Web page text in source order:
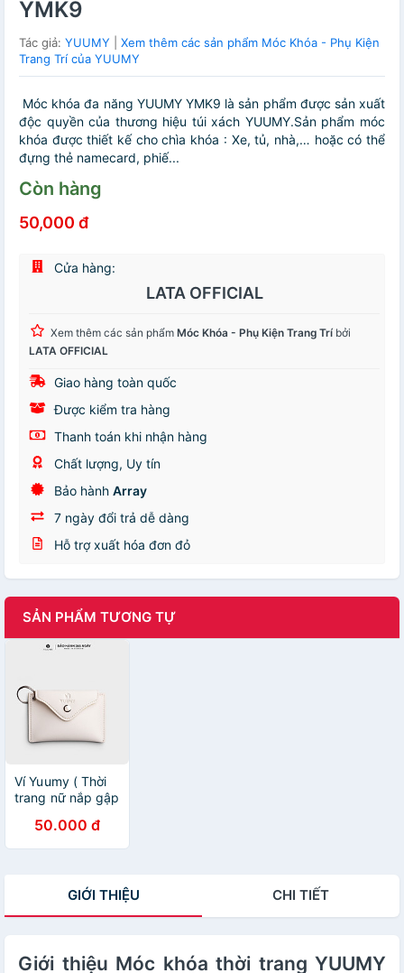
YMK9
Tác giả: YUUMY
Xem thêm các sản phẩm Móc Khóa - Phụ Kiện
Trang Trí của YUUMY
Móc khóa đa năng YUUMY YMK9 là sản phẩm được sản xuất
độc quyền của thương hiệu túi xách YUUMY.Sản phẩm móc
khóa được thiết kế cho chìa khóa : Xe, tủ, nhà,… hoặc có thể
đựng thẻ namecard, phiế...
Còn hàng
50,000 đ
Cửa hàng:
LATA OFFICIAL
Xem thêm các sản phẩm Móc Khóa - Phụ Kiện Trang Trí bởi
LATA OFFICIAL
Giao hàng toàn quốc
Được kiểm tra hàng
Thanh toán khi nhận hàng
Chất lượng, Uy tín
Bảo hành Array
7 ngày đổi trả dễ dàng
Hỗ trợ xuất hóa đơn đỏ
SẢN PHẨM TƯƠNG TỰ
Ví Yuumy ( Thời
trang nữ nắp gập
khóa da Seasand
YMK12 )
50.000 đ
GIỚI THIỆU CHI TIẾT
Giới thiệu Móc khóa thời trang YUUMY